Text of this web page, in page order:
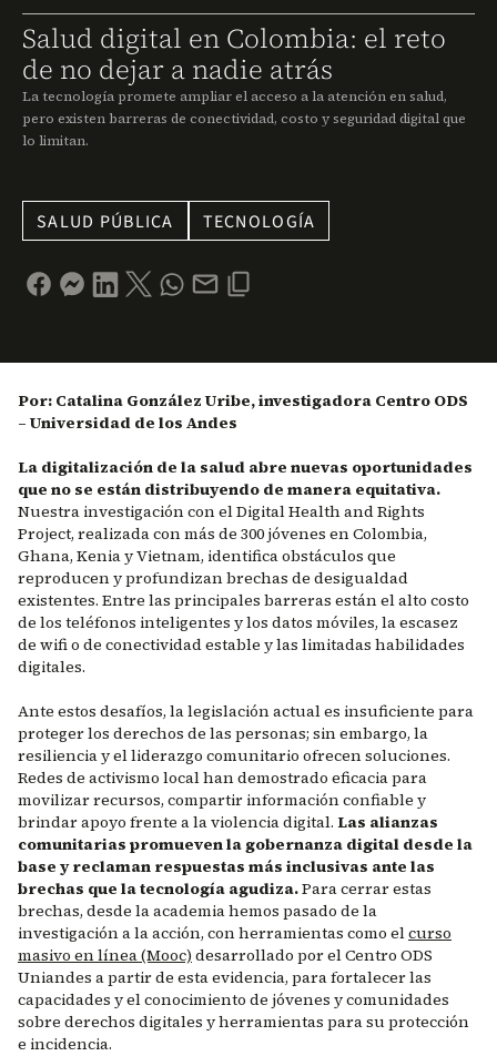
Salud digital en Colombia: el reto
de no dejar a nadie atrás
La tecnología promete ampliar el acceso a la atención en salud,
pero existen barreras de conectividad, costo y seguridad digital que
lo limitan.
SALUD PÚBLICA TECNOLOGÍA
Por: Catalina González Uribe, investigadora Centro ODS
– Universidad de los Andes
La digitalización de la salud abre nuevas oportunidades
que no se están distribuyendo de manera equitativa.
Nuestra investigación con el Digital Health and Rights
Project, realizada con más de 300 jóvenes en Colombia,
Ghana, Kenia y Vietnam, identifica obstáculos que
reproducen y profundizan brechas de desigualdad
existentes. Entre las principales barreras están el alto costo
de los teléfonos inteligentes y los datos móviles, la escasez
de wifi o de conectividad estable y las limitadas habilidades
digitales.
Ante estos desafíos, la legislación actual es insuficiente para
proteger los derechos de las personas; sin embargo, la
resiliencia y el liderazgo comunitario ofrecen soluciones.
Redes de activismo local han demostrado eficacia para
movilizar recursos, compartir información confiable y
brindar apoyo frente a la violencia digital. Las alianzas
comunitarias promueven la gobernanza digital desde la
base y reclaman respuestas más inclusivas ante las
brechas que la tecnología agudiza.Para cerrar estas
brechas, desde la academia hemos pasado de la
investigación a la acción, con herramientas como elcurso
masivo en línea (Mooc) desarrollado por el Centro ODS
Uniandes a partir de esta evidencia, para fortalecer las
capacidades y el conocimiento de jóvenes y comunidades
sobre derechos digitales y herramientas para su protección
e incidencia.